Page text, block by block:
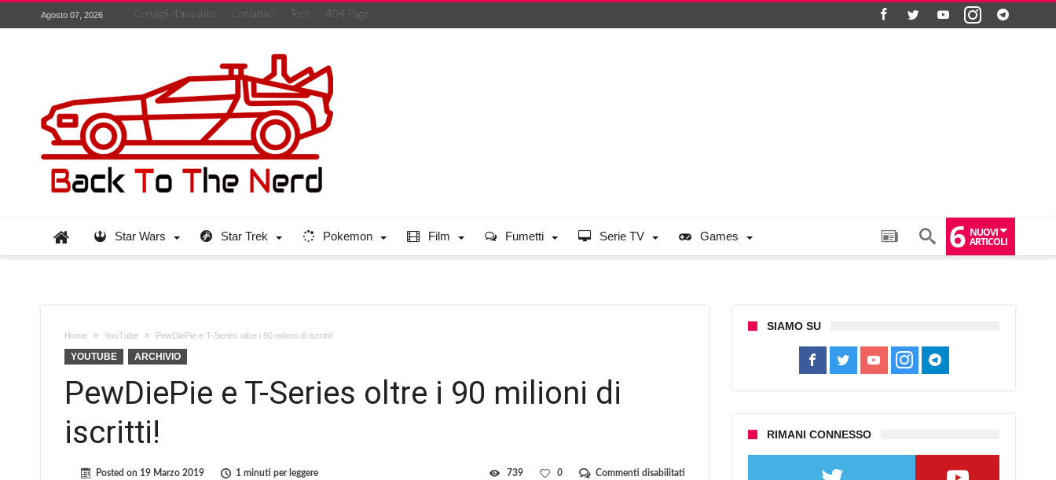
Agosto 07, 2026 Consigli d’acquisto Contattaci Tech 404 Page
Star Wars Star Trek Pokemon Film Fumetti Serie TV Games 6 NUOVI
ARTICOLI
Home YouTube PewDiePie e T-Series oltre i 90 milioni di iscritti!
YOUTUBE ARCHIVIO
PewDiePie e T-Series oltre i 90 milioni di
iscritti!
Posted on 19 Marzo 2019 1 minuti per leggere Commenti disabilitati
0
739
SIAMO SU
RIMANI CONNESSO